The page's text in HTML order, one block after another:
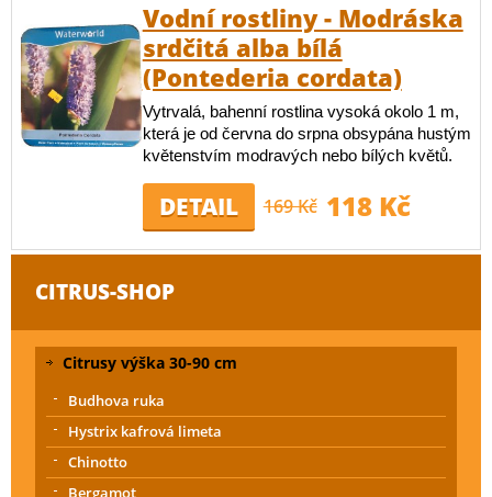
Vodní rostliny - Modráska
srdčitá alba bílá
(Pontederia cordata)
Vytrvalá, bahenní rostlina vysoká okolo 1 m,
která je od června do srpna obsypána hustým
květenstvím modravých nebo bílých květů.
DETAIL 169 Kč 118 Kč
CITRUS-SHOP
Citrusy výška 30-90 cm
Budhova ruka
Hystrix kafrová limeta
Chinotto
Bergamot